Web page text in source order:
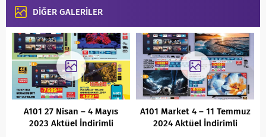
DİĞER GALERİLER
A101 27 Nisan – 4 Mayıs
2023 Aktüel İndirimli
A101 Market 4 – 11 Temmuz
2024 Aktüel İndirimli